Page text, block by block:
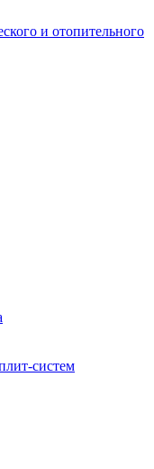
систем